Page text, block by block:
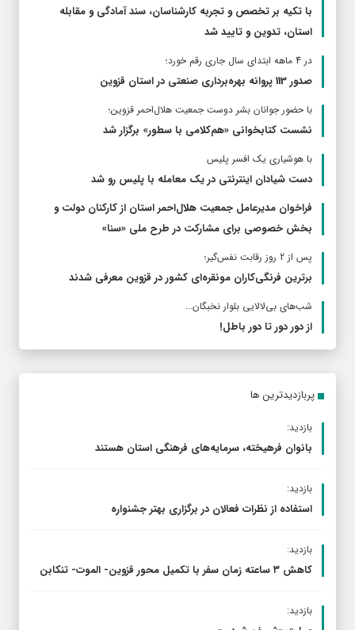
با تکیه بر تخصص و تجربه کارشناسان، سند آمادگی و مقابله
استان، تدوین و تایید شد
در 4 ماهه ابتدای سال جاری رقم خورد؛
صدور 113 پروانه بهره‌برداری صنعتی در استان قزوین
با حضور جوانان بشر دوست جمعیت هلال‌احمر قزوین؛
نشست کتابخوانی «هم‌کلامی با سطور» برگزار شد
با هوشیاری یک افسر پلیس
دست شیادان اینترنتی در یک معامله با پلیس رو شد
فراخوان مدیرعامل جمعیت هلال‌احمر استان از کارکنان دولت و
بخش خصوصی برای مشارکت در طرح ملی «سنا»
پس از 2 روز رقابت نفس‌گیر؛
برترین فرنگی‌کاران مونقره‌ای کشور در قزوین معرفی شدند
شب‌های بی‌لالایی بلوار نخبگان...
از دور دور تا دور باطل!
پربازدیدترین ها
بازدید:
بانوان فرهیخته، سرمایه‌های فرهنگی استان هستند
بازدید:
استفاده از نظرات فعالان در برگزاری بهتر جشنواره
بازدید:
کاهش ۳ ساعته زمان سفر با تکمیل محور قزوین- الموت- تنکابن
بازدید: